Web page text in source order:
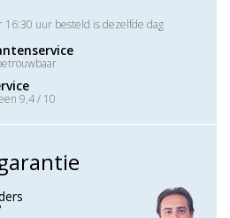
16:30 uur besteld is dezelfde dag
9,4 / 10